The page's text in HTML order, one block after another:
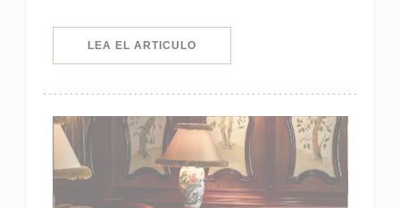
LEA EL ARTICULO((ABRE EN UNA NUEVA